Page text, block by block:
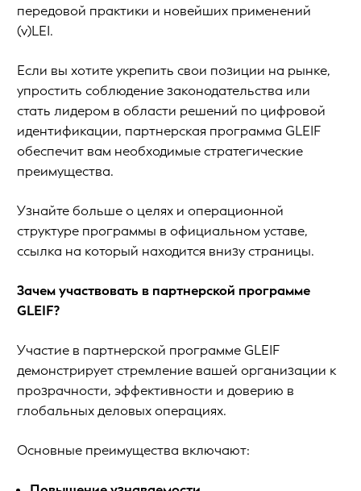
передовой практики и новейших применений
(v)LEI.
Если вы хотите укрепить свои позиции на рынке,
упростить соблюдение законодательства или
стать лидером в области решений по цифровой
идентификации, партнерская программа GLEIF
обеспечит вам необходимые стратегические
преимущества.
Узнайте больше о целях и операционной
структуре программы в официальном уставе,
ссылка на который находится внизу страницы.
Зачем участвовать в партнерской программе
GLEIF?
Участие в партнерской программе GLEIF
демонстрирует стремление вашей организации к
прозрачности, эффективности и доверию в
глобальных деловых операциях.
Основные преимущества включают: